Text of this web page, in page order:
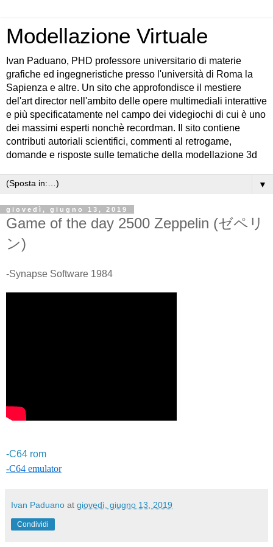
Modellazione Virtuale
Ivan Paduano, PHD professore universitario di materie
grafiche ed ingegneristiche presso l'università di Roma la
Sapienza e altre. Un sito che approfondisce il mestiere
del'art director nell'ambito delle opere multimediali interattive
e più specificatamente nel campo dei videgiochi di cui è uno
dei massimi esperti nonchè recordman. Il sito contiene
contributi autoriali scientifici, commenti al retrogame,
domande e risposte sulle tematiche della modellazione 3d
▼
giovedì, giugno 13, 2019
Game of the day 2500 Zeppelin (ゼペリ
ン)
-Synapse Software 1984
-C64 rom
-C64 emulator
Ivan Paduano at giovedì, giugno 13, 2019
Condividi